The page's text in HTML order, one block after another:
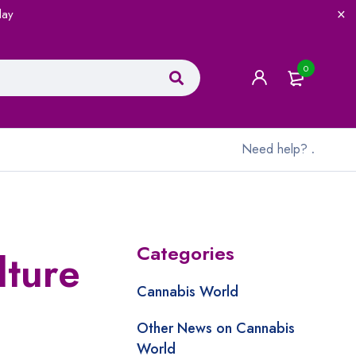
0
Need help? .
Categories
Cannabis World
Other News on Cannabis
World